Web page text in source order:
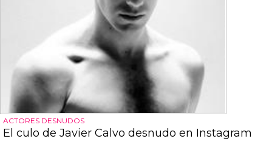
ACTORES DESNUDOS
El culo de Javier Calvo desnudo en Instagram